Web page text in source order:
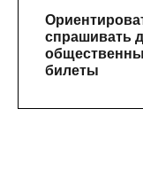
спрашивать
билеты